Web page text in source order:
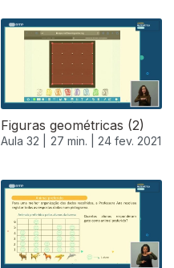
Figuras geométricas (2)
Aula 32 | 27 min. | 24 fev. 2021